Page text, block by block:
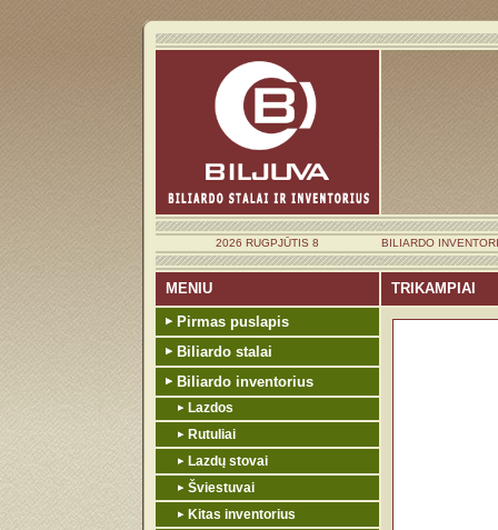
2026 RUGPJŪTIS 8 BILIARDO
MENIU
TRIKAMPIAI
Pirmas puslapis
Biliardo stalai
Biliardo inventorius
Lazdos
Rutuliai
Lazdų stovai
Šviestuvai
Kitas inventorius